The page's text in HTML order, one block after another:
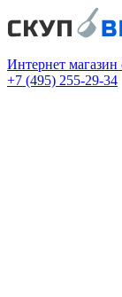
Интернет
+7 (495) 255-29-34